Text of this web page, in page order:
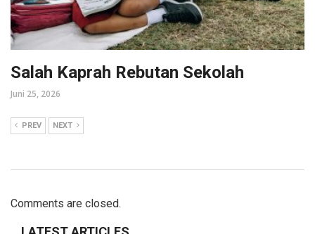
Salah Kaprah Rebutan Sekolah
Juni 25, 2026
PREV NEXT
Comments are closed.